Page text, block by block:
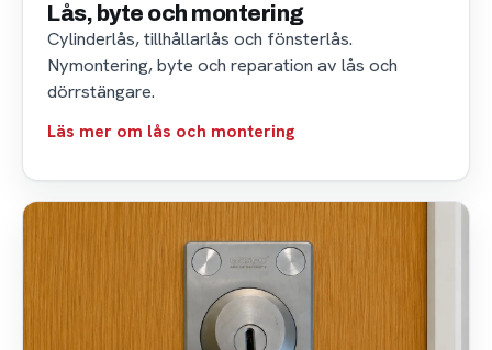
Lås, byte och montering
Cylinderlås, tillhållarlås och fönsterlås.
Nymontering, byte och reparation av lås och
dörrstängare.
Läs mer om lås och montering